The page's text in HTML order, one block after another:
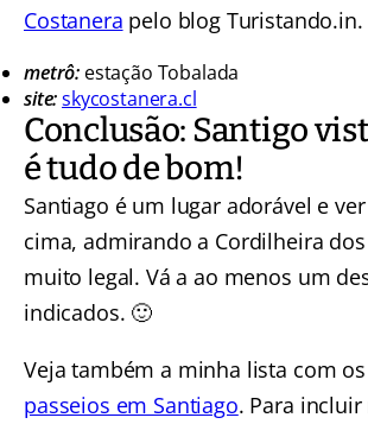
Costanera pelo blog Turistando.in.
metrô: estação Tobalada
site:skycostanera.cl
Conclusão: Santigo
é tudo de bom!
Santiago é um lugar adorável e
cima, admirando a Cordilheira
muito legal. Vá a ao menos um
indicados. 🙂
Veja também a minha lista com os
passeios em Santiago. Para